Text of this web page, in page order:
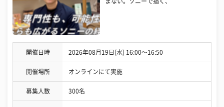
開催日時 2026年08月19日(水) 16:00〜16:50
開催場所 オンラインにて実施
募集人数 300名